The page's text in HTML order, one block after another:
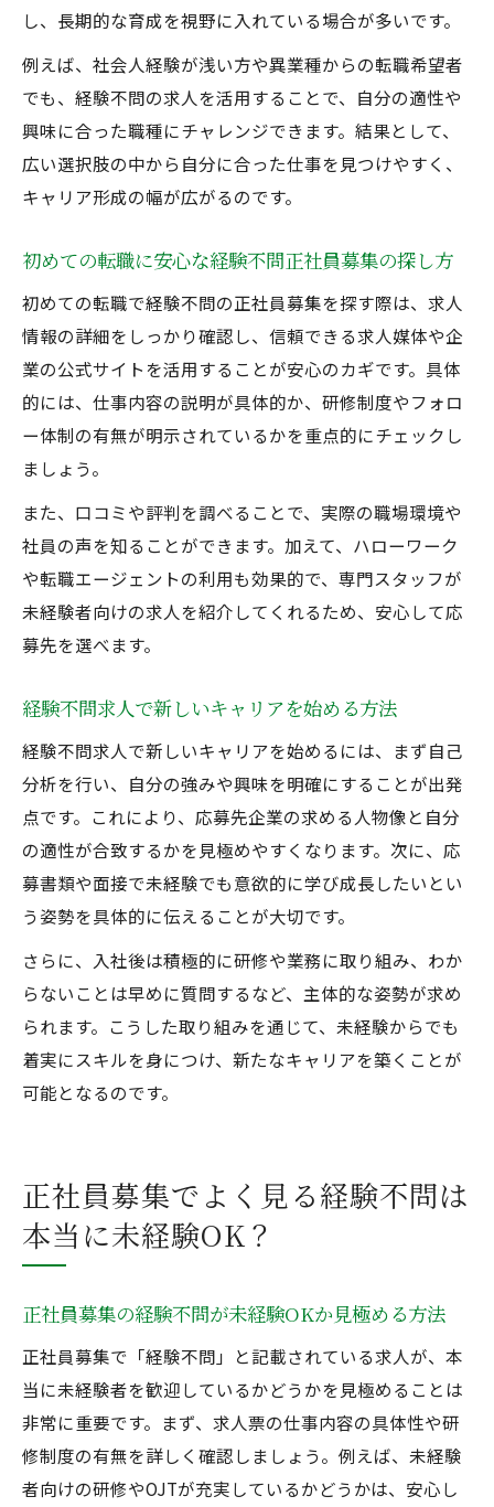
し、長期的な育成を視野に入れている場合が多いです。
例えば、社会人経験が浅い方や異業種からの転職希望者
でも、経験不問の求人を活用することで、自分の適性や
興味に合った職種にチャレンジできます。結果として、
広い選択肢の中から自分に合った仕事を見つけやすく、
キャリア形成の幅が広がるのです。
初めての転職に安心な経験不問正社員募集の探し方
初めての転職で経験不問の正社員募集を探す際は、求人
情報の詳細をしっかり確認し、信頼できる求人媒体や企
業の公式サイトを活用することが安心のカギです。具体
的には、仕事内容の説明が具体的か、研修制度やフォロ
ー体制の有無が明示されているかを重点的にチェックし
ましょう。
また、口コミや評判を調べることで、実際の職場環境や
社員の声を知ることができます。加えて、ハローワーク
や転職エージェントの利用も効果的で、専門スタッフが
未経験者向けの求人を紹介してくれるため、安心して応
募先を選べます。
経験不問求人で新しいキャリアを始める方法
経験不問求人で新しいキャリアを始めるには、まず自己
分析を行い、自分の強みや興味を明確にすることが出発
点です。これにより、応募先企業の求める人物像と自分
の適性が合致するかを見極めやすくなります。次に、応
募書類や面接で未経験でも意欲的に学び成長したいとい
う姿勢を具体的に伝えることが大切です。
さらに、入社後は積極的に研修や業務に取り組み、わか
らないことは早めに質問するなど、主体的な姿勢が求め
られます。こうした取り組みを通じて、未経験からでも
着実にスキルを身につけ、新たなキャリアを築くことが
可能となるのです。
正社員募集でよく見る経験不問は
本当に未経験OK？
正社員募集の経験不問が未経験OKか見極める方法
正社員募集で「経験不問」と記載されている求人が、本
当に未経験者を歓迎しているかどうかを見極めることは
非常に重要です。まず、求人票の仕事内容の具体性や研
修制度の有無を詳しく確認しましょう。例えば、未経験
者向けの研修やOJTが充実しているかどうかは、安心し